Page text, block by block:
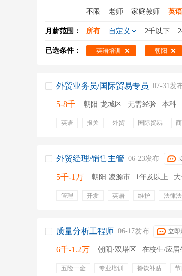
不限 老师 家庭教师 英
助教
代课老师 幼儿教师
英语教师
体育教师 招生老
月薪范围： 所有 自定义 2千以下
已选条件： 英语培训 朝阳
外贸业务员/国际贸易专员 07-31发
5-8千 朝阳·龙城区 | 无需经验 | 本科
英语 报关 外贸 国际贸易
包住宿
食堂 补助 晋升 住房
外贸经理/销售主管 06-23发布
5千-1万 朝阳·凌源市 | 1年及以上 |
管理 开发 英语 维护 法律
股票期权
质量分析工程师 06-17发布 立即
6千-1.2万 朝阳·双塔区 | 在校生/应届
五险一金 专业培训 餐饮补贴 节